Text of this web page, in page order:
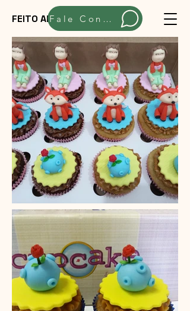
FEITO ARTESANALMENTE
Fale Conosco